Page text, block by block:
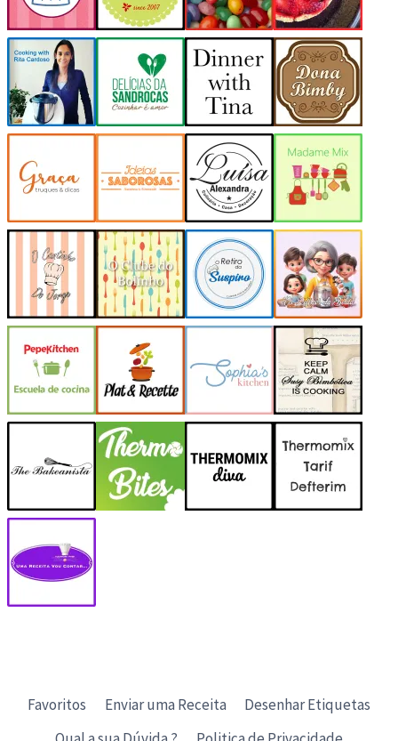
Favoritos Enviar uma Receita
Desenhar Etiquetas